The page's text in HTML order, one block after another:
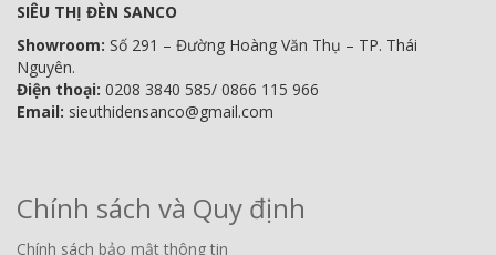
SIÊU THỊ ĐÈN SANCO
Showroom: Số 291 – Đường Hoàng Văn Thụ – TP. Thái
Nguyên.
Điện thoại: 0208 3840 585/ 0866 115 966
Email: sieuthidensanco@gmail.com
Chính sách và Quy định
Chính sách bảo mật thông tin